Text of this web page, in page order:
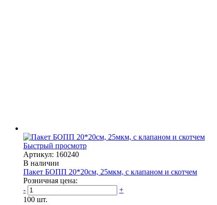
Быстрый просмотр
Артикул: 160240
В наличии
Пакет БОПП 20*20см, 25мкм, с клапаном и скотчем
Розничная цена:
-
+
100 шт.